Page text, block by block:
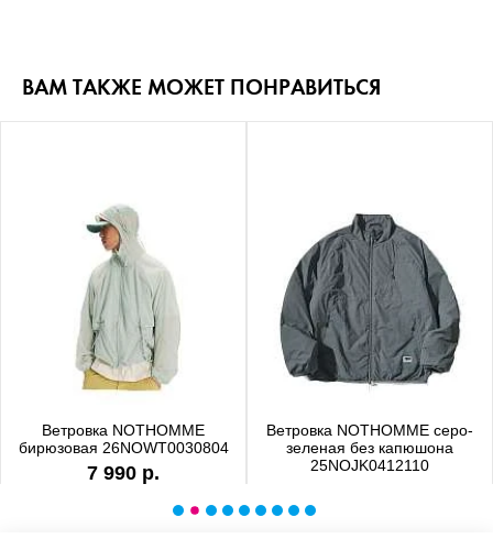
ВАМ ТАКЖЕ МОЖЕТ ПОНРАВИТЬСЯ
Ветровка NOTHOMME
бирюзовая 26NOWT0030804
7 990 р.
Ветровка NOTHOMME серо-
зеленая без капюшона
25NOJK0412110